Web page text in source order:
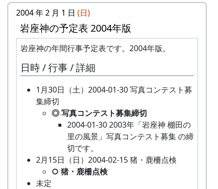
5時１５分まで。
FAX・メールの場合は、郵便番号、住
所、氏名、電話番号を明記して下さい。
折り返し、詳しい内容と「申し込みアン
ケート」が郵送されますので、申し込み
アンケートを期間内にご返送ください
（当日消印有効）。
申込み窓口
加美町役場産業課
応募者多数の場合は、アンケートにより書類選考
いたします。選考結果は、後日通知いたします。
（３月下旬予定）
オーナーの特典
2004 年 2 月 1 日 (日)
岩座神の予定表 2004年版
岩座神の年間行事予定表です。2004年版。
日時 / 行事 / 詳細
1月30日（土）2004-01-30 写真コンテスト募
集締切
◎ 写真コンテスト募集締切
2004-01-30 2003年「岩座神 棚田の
里の風景」写真コンテスト募集 の締
切です。
2月15日（日）2004-02-15 猪・鹿柵点検
○ 猪・鹿柵点検
未定